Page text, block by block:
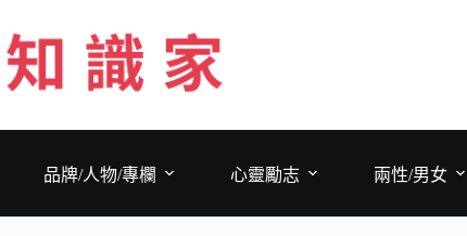
至
主
要
品牌/人物/專欄
心靈勵志 兩性/男女